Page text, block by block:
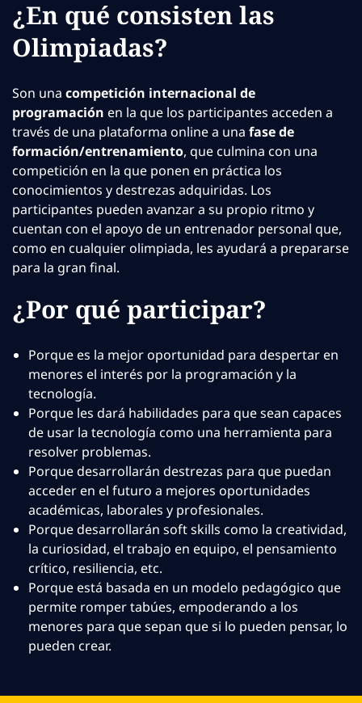
¿En qué consisten las
Olimpiadas?
Son una competición internacional de
programación en la que los participantes acceden a
través de una plataforma online a una fase de
formación/entrenamiento, que culmina con una
competición en la que ponen en práctica los
conocimientos y destrezas adquiridas. Los
participantes pueden avanzar a su propio ritmo y
cuentan con el apoyo de un entrenador personal que,
como en cualquier olimpiada, les ayudará a prepararse
para la gran final.
¿Por qué participar?
Porque es la mejor oportunidad para despertar en
menores el interés por la programación y la
tecnología.
Porque les dará habilidades para que sean capaces
de usar la tecnología como una herramienta para
resolver problemas.
Porque desarrollarán destrezas para que puedan
acceder en el futuro a mejores oportunidades
académicas, laborales y profesionales.
Porque desarrollarán soft skills como la creatividad,
la curiosidad, el trabajo en equipo, el pensamiento
crítico, resiliencia, etc.
Porque está basada en un modelo pedagógico que
permite romper tabúes, empoderando a los
menores para que sepan que si lo pueden pensar, lo
pueden crear.